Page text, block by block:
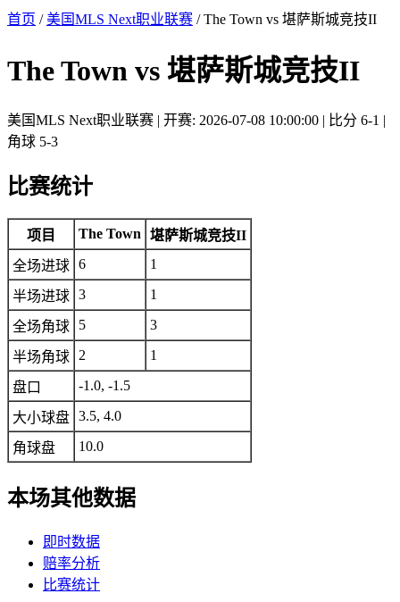
首页 /美国MLS Next职业联赛 / The Town vs 堪萨斯城竞技II
The Town vs 堪萨斯城竞技II
美国MLS Next职业联赛 | 开赛: 2026-07-08 10:00:00 | 比分 6-1 |
角球 5-3
比赛统计
项目 The Town
堪萨斯城竞技II
全场进球 6 1
半场进球 3 1
全场角球 5 3
半场角球 2 1
盘口 -1.0, -1.5
大小球盘 3.5, 4.0
角球盘 10.0
本场其他数据
即时数据
赔率分析
比赛统计